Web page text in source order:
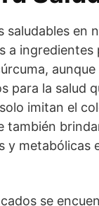
saludables en
a ingredientes
para la salud
imitan el
también
metabólicas
se